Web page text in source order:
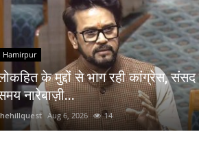
Hamirpur
के मुद्दों से भाग रही कांग्रेस,
नारेबाज़ी...
Aug 6, 2026 14